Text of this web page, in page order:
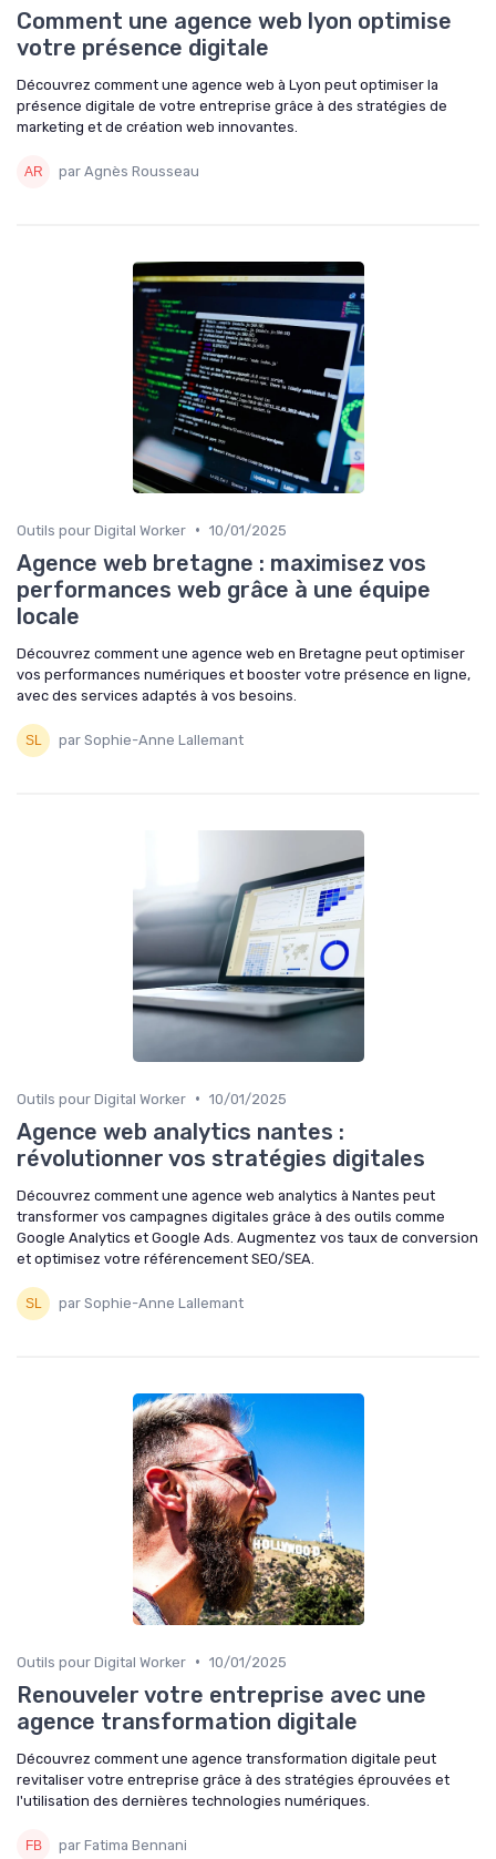
Comment une agence web lyon optimise
votre présence digitale
Découvrez comment une agence web à Lyon peut optimiser la
présence digitale de votre entreprise grâce à des stratégies de
marketing et de création web innovantes.
par Agnès Rousseau
Outils pour Digital Worker • 10/01/2025
Agence web bretagne : maximisez vos
performances web grâce à une équipe
locale
Découvrez comment une agence web en Bretagne peut optimiser
vos performances numériques et booster votre présence en ligne,
avec des services adaptés à vos besoins.
par Sophie-Anne Lallemant
Outils pour Digital Worker • 10/01/2025
Agence web analytics nantes :
révolutionner vos stratégies digitales
Découvrez comment une agence web analytics à Nantes peut
transformer vos campagnes digitales grâce à des outils comme
Google Analytics et Google Ads. Augmentez vos taux de conversion
et optimisez votre référencement SEO/SEA.
par Sophie-Anne Lallemant
Outils pour Digital Worker • 10/01/2025
Renouveler votre entreprise avec une
agence transformation digitale
Découvrez comment une agence transformation digitale peut
revitaliser votre entreprise grâce à des stratégies éprouvées et
l'utilisation des dernières technologies numériques.
par Fatima Bennani